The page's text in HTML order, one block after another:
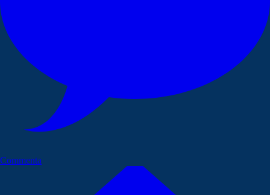
Commenta